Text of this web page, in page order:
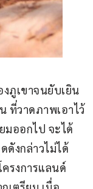
ภูเขาจนยับเยิน
ที่วาดภาพเอาไว้
มออกไป จะได้
ดังกล่าวไม่ได้
รงการแลนด์